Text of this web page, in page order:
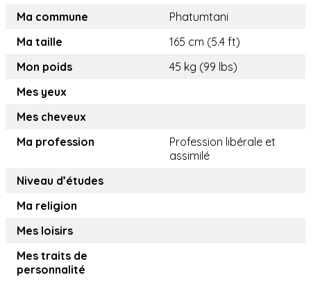
Ma commune
Phatumtani
Ma taille
165 cm (5.4 ft)
Mon poids
45 kg (99 lbs)
Mes yeux
Mes cheveux
Ma profession
Profession libérale et
assimilé
Niveau d’études
Ma religion
Mes loisirs
Mes traits de
personnalité